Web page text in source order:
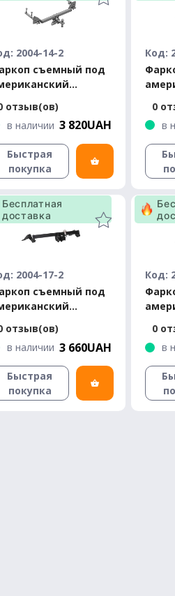
2004-14-2
съемный под
хэтчбек 1994-2000
отзыв(ов)
в наличии 3 820UAH
Быстрая
покупка
Код:
0
в
2004-17-2
съемный под
седан 1991-
отзыв(ов)
в наличии 3 660UAH
Бесплатная
доставка
Быстрая
покупка
Код:
0
в